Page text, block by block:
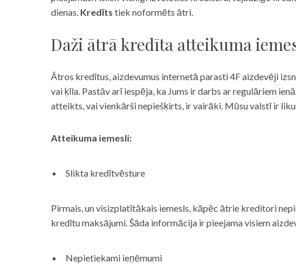
dienas. Kredīts tiek noformēts ātri.
Daži ātrā kredīta atteikuma
Ātros kredītus, aizdevumus internetā parasti 4F aizdevēji
vai ķīla. Pastāv arī iespēja, ka Jums ir darbs ar regulāriem
atteikts, vai vienkārši nepiešķirts, ir vairāki. Mūsu valstī ir
Atteikuma iemesli:
Slikta kredītvēsture
Pirmais, un visizplatītākais iemesls, kāpēc ātrie kreditori
kredītu maksājumi. Šāda informācija ir pieejama visiem
Nepietiekami ieņēmumi